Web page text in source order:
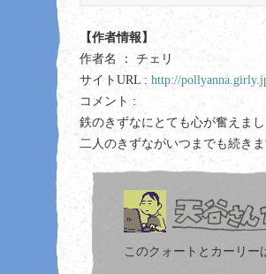
【作者情報】
作者名 ： チェリ
サイトURL : http://
コメント :
鉄のきずなにとても心が奮えまし
二人のきずながいつまでも続きま
このクォートとカーリー